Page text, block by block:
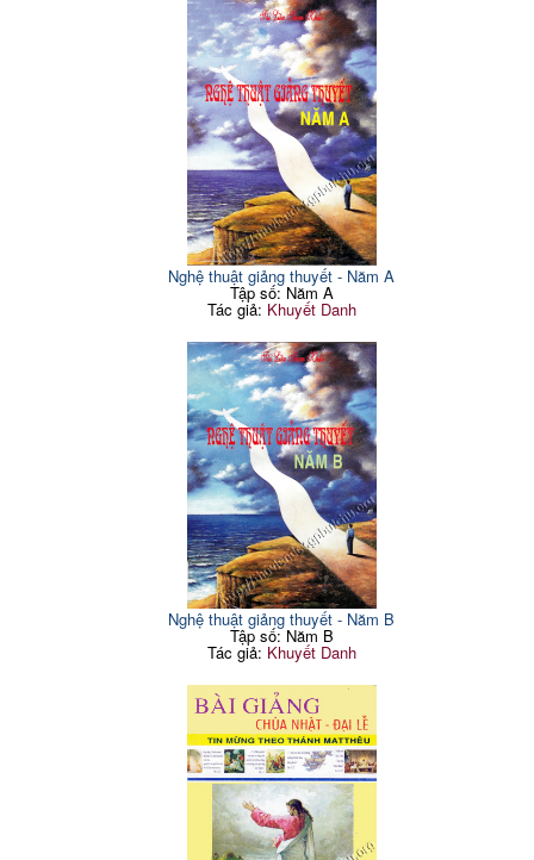
Nghệ thuật giảng thuyết - Năm A
Tập số: Năm A
Tác giả: Khuyết Danh
Nghệ thuật giảng thuyết - Năm B
Tập số: Năm B
Tác giả: Khuyết Danh